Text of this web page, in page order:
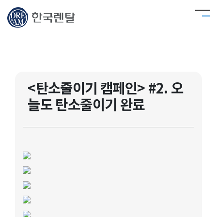
<탄소줄이기 캠페인> #2. 오
늘도 탄소줄이기 완료